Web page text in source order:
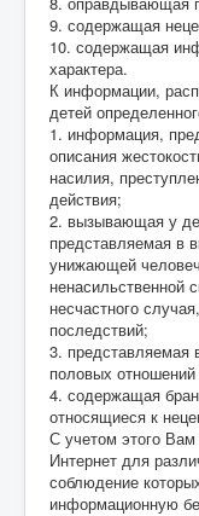
9. содержащая
10. содержащая
характера.
К информации,
детей
1. информация,
описания
насилия,
действия;
2. вызывающая у
представляемая в
унижающей
ненасильственной
несчастного
последствий;
3. представляемая
половых
4. содержащая
относящиеся к
С учетом этого
Интернет для
соблюдение
информационную